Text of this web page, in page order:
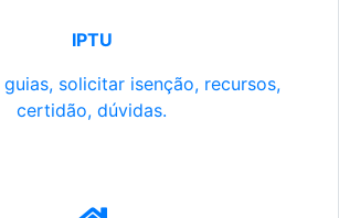
IPTU
guias, solicitar isenção, recursos,
certidão, dúvidas.